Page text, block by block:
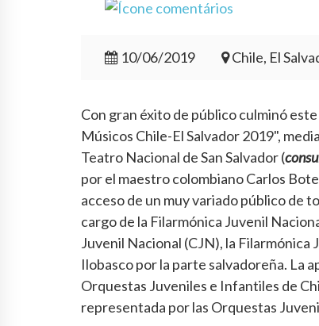
10/06/2019 Chile, El
Con gran éxito de público culminó
Músicos Chile-El Salvador 2019",
Teatro Nacional de San Salvador (
por el maestro colombiano Carlos
acceso de un muy variado público de
cargo de la Filarmónica Juvenil
Juvenil Nacional (CJN), la Filarmónica
Ilobasco por la parte salvadoreña. La
Orquestas Juveniles e Infantiles de
representada por las Orquestas